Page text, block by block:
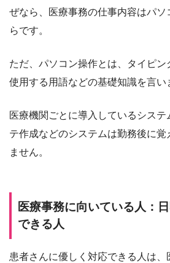
ぜなら、医療事務の仕事内容はパ
らです。
ただ、パソコン操作とは、タイピ
使用する用語などの基礎知識を言い
医療機関ごとに導入しているシス
テ作成などのシステムは勤務後に覚
ません。
医療事務に向いている人：
できる人
患者さんに優しく対応できる人は